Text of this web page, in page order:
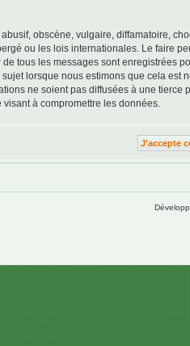
obscène, vulgaire, diffamatoire,
ou les lois internationales. Le faire
tous les messages sont enregistrées
lorsque nous estimons que cela
ne soient pas diffusées à une
à compromettre les données.